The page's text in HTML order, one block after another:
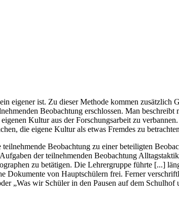
eigener ist. Zu dieser Methode kommen
Beobachtung erschlossen. Man
Kultur aus der Forschungsarbeit zu
die eigene Kultur als etwas Fremdes zu
Beobachtung zu einer beteiligten
der teilnehmenden Beobachtung
zu betätigen. Die Lehrergruppe führte [...]
Dokumente von Hauptschülern frei. Ferner
„Was wir Schüler in den Pausen auf dem